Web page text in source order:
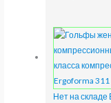
Нет на складе